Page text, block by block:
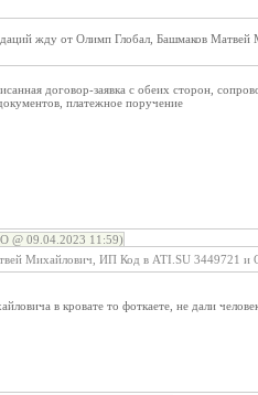
жду от Олимп Глобал, Башмаков
договор-заявка с обеих сторон,
платежное поручение
@ 09.04.2023 11:59)
Михайлович, ИП Код в ATI.SU 3449721
в кровате то фоткаете, не дали